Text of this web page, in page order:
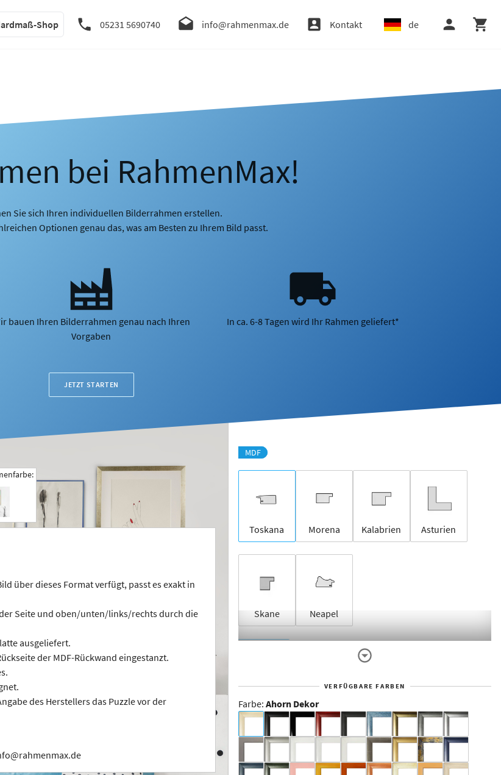
Shop 05231 5690740 info@rahmenmax.de Kontakt de
bei RahmenMax!
Sie sich Ihren individuellen Bilderrahmen erstellen.
Optionen genau das, was am Besten zu Ihrem Bild passt.
bauen Ihren Bilderrahmen genau nach Ihren
Vorgaben
In ca. 6-8 Tagen wird Ihr Rahmen geliefert*
JETZT STARTEN
über dieses Format verfügt, passt es exakt in
Seite und oben/unten/links/rechts durch die
ausgeliefert.
der MDF-Rückwand eingestanzt.
des Herstellers das Puzzle vor der
MDF
Toskana Morena Kalabrien Asturien
Skane Neapel
Dakota -
Rahmenloser
VERFÜGBARE FARBEN
Farbe: Ahorn Dekor